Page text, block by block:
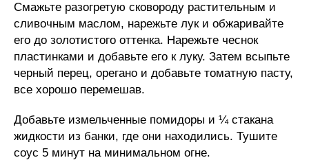
Смажьте разогретую сковороду растительным и
сливочным маслом, нарежьте лук и обжаривайте
его до золотистого оттенка. Нарежьте чеснок
пластинками и добавьте его к луку. Затем всыпьте
черный перец, орегано и добавьте томатную пасту,
все хорошо перемешав.
Добавьте измельченные помидоры и ¼ стакана
жидкости из банки, где они находились. Тушите
соус 5 минут на минимальном огне.